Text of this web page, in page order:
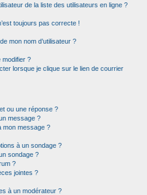
de la liste des utilisateurs en ligne ?
toujours pas correcte !
mon nom d’utilisateur ?
modifier ?
lorsque je clique sur le lien de courrier
ou une réponse ?
message ?
mon message ?
à un sondage ?
sondage ?
?
jointes ?
à un modérateur ?